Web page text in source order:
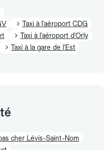
Taxi à l'aéroport CDG
Taxi à l'aéroport d'Orly
Taxi à la gare de l'Est
cher Lévis-Saint-Nom